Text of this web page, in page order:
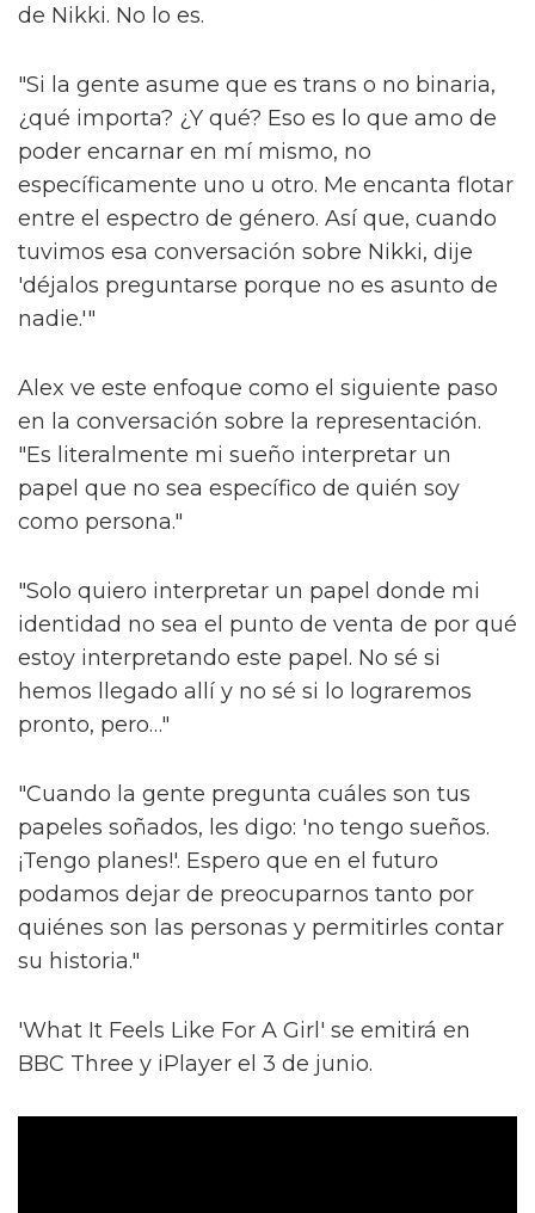
de Nikki. No lo es.
"Si la gente asume que es trans o no binaria,
¿qué importa? ¿Y qué? Eso es lo que amo de
poder encarnar en mí mismo, no
específicamente uno u otro. Me encanta flotar
entre el espectro de género. Así que, cuando
tuvimos esa conversación sobre Nikki, dije
'déjalos preguntarse porque no es asunto de
nadie.'"
Alex ve este enfoque como el siguiente paso
en la conversación sobre la representación.
"Es literalmente mi sueño interpretar un
papel que no sea específico de quién soy
como persona."
"Solo quiero interpretar un papel donde mi
identidad no sea el punto de venta de por qué
estoy interpretando este papel. No sé si
hemos llegado allí y no sé si lo lograremos
pronto, pero…"
"Cuando la gente pregunta cuáles son tus
papeles soñados, les digo: 'no tengo sueños.
¡Tengo planes!'. Espero que en el futuro
podamos dejar de preocuparnos tanto por
quiénes son las personas y permitirles contar
su historia."
'What It Feels Like For A Girl' se emitirá en
BBC Three y iPlayer el 3 de junio.